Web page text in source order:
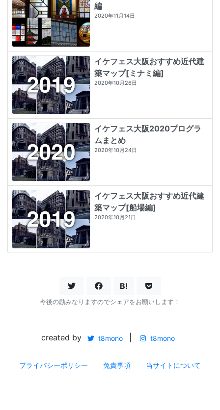
編
2020年11月14日
イケフェス大阪おすすめ近代建
築マップ[ミナミ編]
2020年10月26日
イケフェス大阪2020プログラ
ムまとめ
2020年10月24日
イケフェス大阪おすすめ近代建
築マップ[船場編]
2020年10月21日
B!
今後の励みなりますのでシェアをお願いします！
created by t8mono t8mono
プライバシーポリシー 免責事項 当サイトについて